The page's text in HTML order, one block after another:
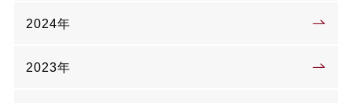
2024年
2023年